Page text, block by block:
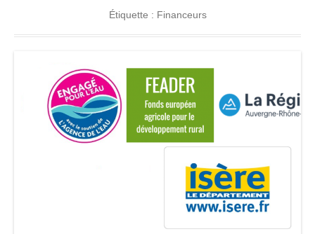
Étiquette : Financeurs